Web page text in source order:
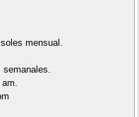
mensual.
semanales.